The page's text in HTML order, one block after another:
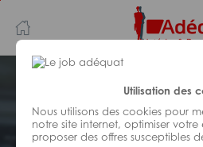
Utilisation des
Nous utilisons des cookies pour
notre site internet, optimiser
proposer des offres susceptibles
au
contenu
principal
navigation
TRANSPORT
Réf : 035-314932